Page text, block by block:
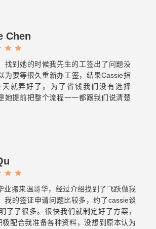
Chen
找到她的时候我先生的工签出了问题没
为要等很久重新办工签，结果Cassie指
就弄好了。为了省钱我们没有选择
她提前把整个流程一一都跟我们说清楚
时我们两个才来加拿大半年的小白也很
的奔波。那么希望你们以后越来越好！
业搬来温哥华，经过介绍找到了飞跃做我
我的签证申请问题比较多，约了cassie谈
了了很多。很快我们就制定好了方案，
极配合我准备各种资料，没想到原本认为